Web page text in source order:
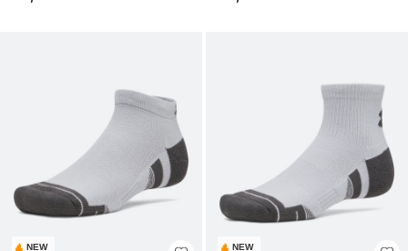
NEW NEW